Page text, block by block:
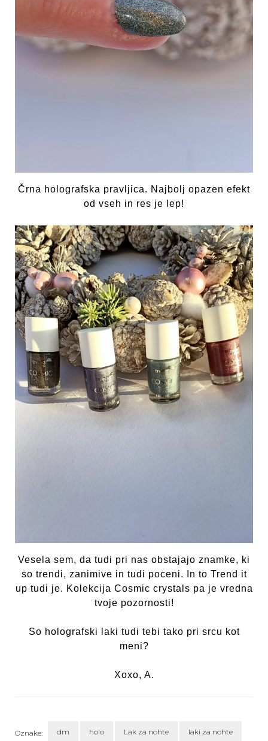
Črna holografska pravljica. Najbolj opazen efekt
od vseh in res je lep!
Vesela sem, da tudi pri nas obstajajo znamke, ki
so trendi, zanimive in tudi poceni. In to Trend it
up tudi je. Kolekcija Cosmic crystals pa je vredna
tvoje pozornosti!
So holografski laki tudi tebi tako pri srcu kot
meni?
Xoxo, A.
Oznake: dm holo Lak za nohte laki za nohte